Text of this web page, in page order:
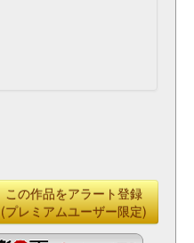
この作品をアラート登録
(プレミアムユーザー限定)